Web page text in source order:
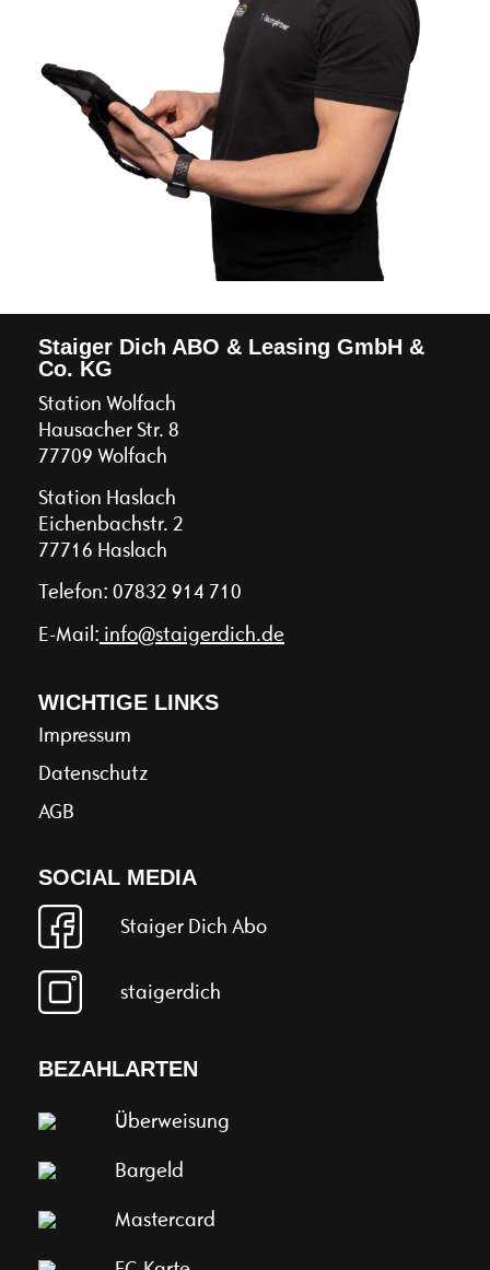
Staiger Dich ABO & Leasing GmbH &
Co. KG
Station Wolfach
Hausacher Str. 8
77709 Wolfach
Station Haslach
Eichenbachstr. 2
77716 Haslach
Telefon: 07832 914 710
E-Mail: info@staigerdich.de
WICHTIGE LINKS
Impressum
Datenschutz
AGB
SOCIAL MEDIA
Staiger Dich Abo
staigerdich
BEZAHLARTEN
Überweisung
Bargeld
Mastercard